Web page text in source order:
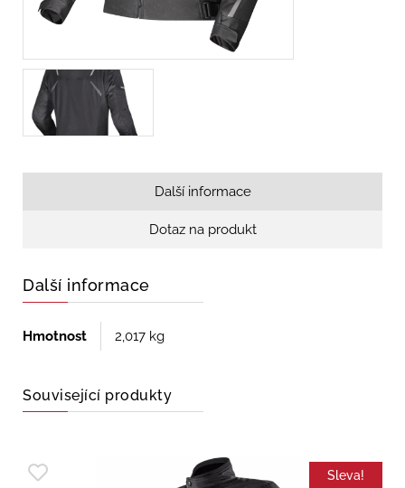
Další informace
Dotaz na produkt
Další informace
Hmotnost 2,017 kg
Související produkty
Sleva!